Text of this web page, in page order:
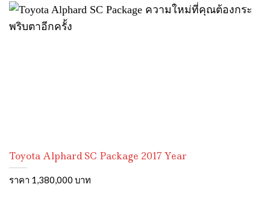
Toyota Alphard SC Package 2017 Year
ราคา 1,380,000 บาท